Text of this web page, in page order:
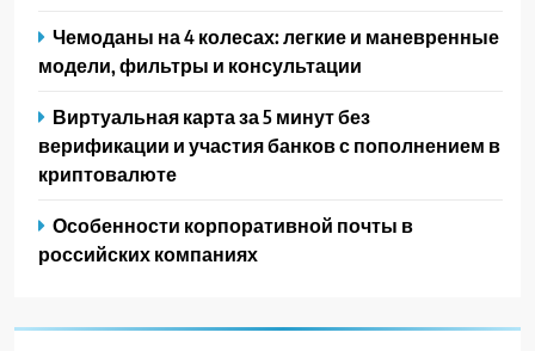
Чемоданы на 4 колесах: легкие и маневренные
модели, фильтры и консультации
Виртуальная карта за 5 минут без
верификации и участия банков с пополнением в
криптовалюте
Особенности корпоративной почты в
российских компаниях